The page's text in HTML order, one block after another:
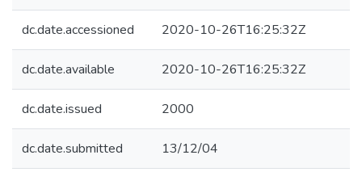
dc.date.accessioned 2020-10-26T16:25:32Z
dc.date.available 2020-10-26T16:25:32Z
dc.date.issued 2000
dc.date.submitted 13/12/04